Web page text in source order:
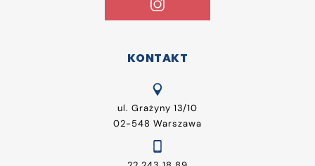
KONTAKT
ul. Grażyny 13/10
02-548 Warszawa